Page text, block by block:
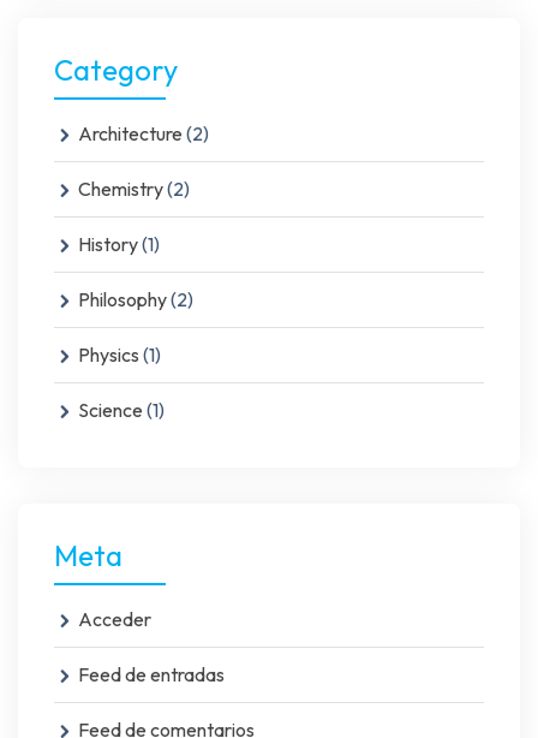
Category
Architecture (2)
Chemistry(2)
History(1)
Philosophy(2)
Physics (1)
Science (1)
Meta
Acceder
Feed de entradas
Feed de comentarios